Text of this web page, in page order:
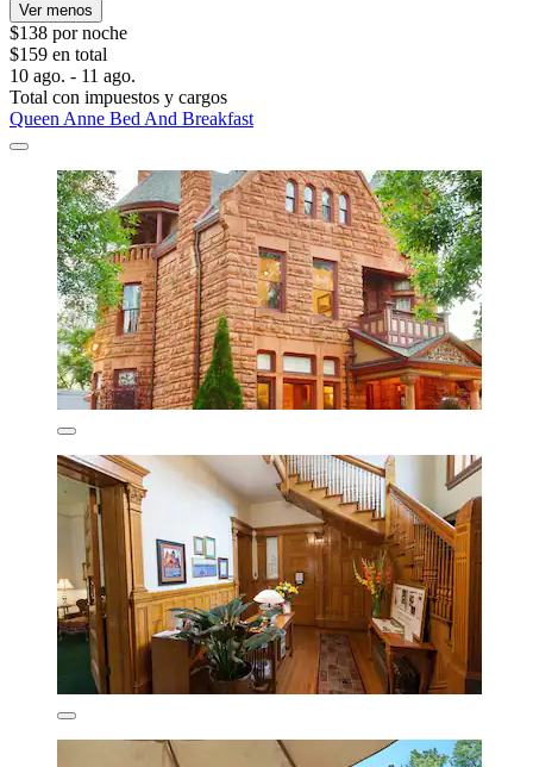
Ver menos
$138 por noche
$159 en total
10 ago. - 11 ago.
Total con impuestos y cargos
Queen Anne Bed And Breakfast